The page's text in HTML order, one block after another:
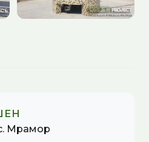
Мрамор